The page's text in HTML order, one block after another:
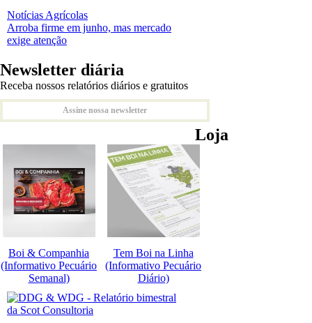
Notícias Agrícolas
Arroba firme em junho, mas mercado
exige atenção
Newsletter diária
Receba nossos relatórios diários e gratuitos
Assine nossa newsletter
Loja
Boi & Companhia
(Informativo Pecuário
Semanal)
Tem Boi na Linha
(Informativo Pecuário
Diário)